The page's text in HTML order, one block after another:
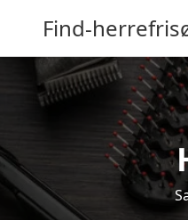
Find-